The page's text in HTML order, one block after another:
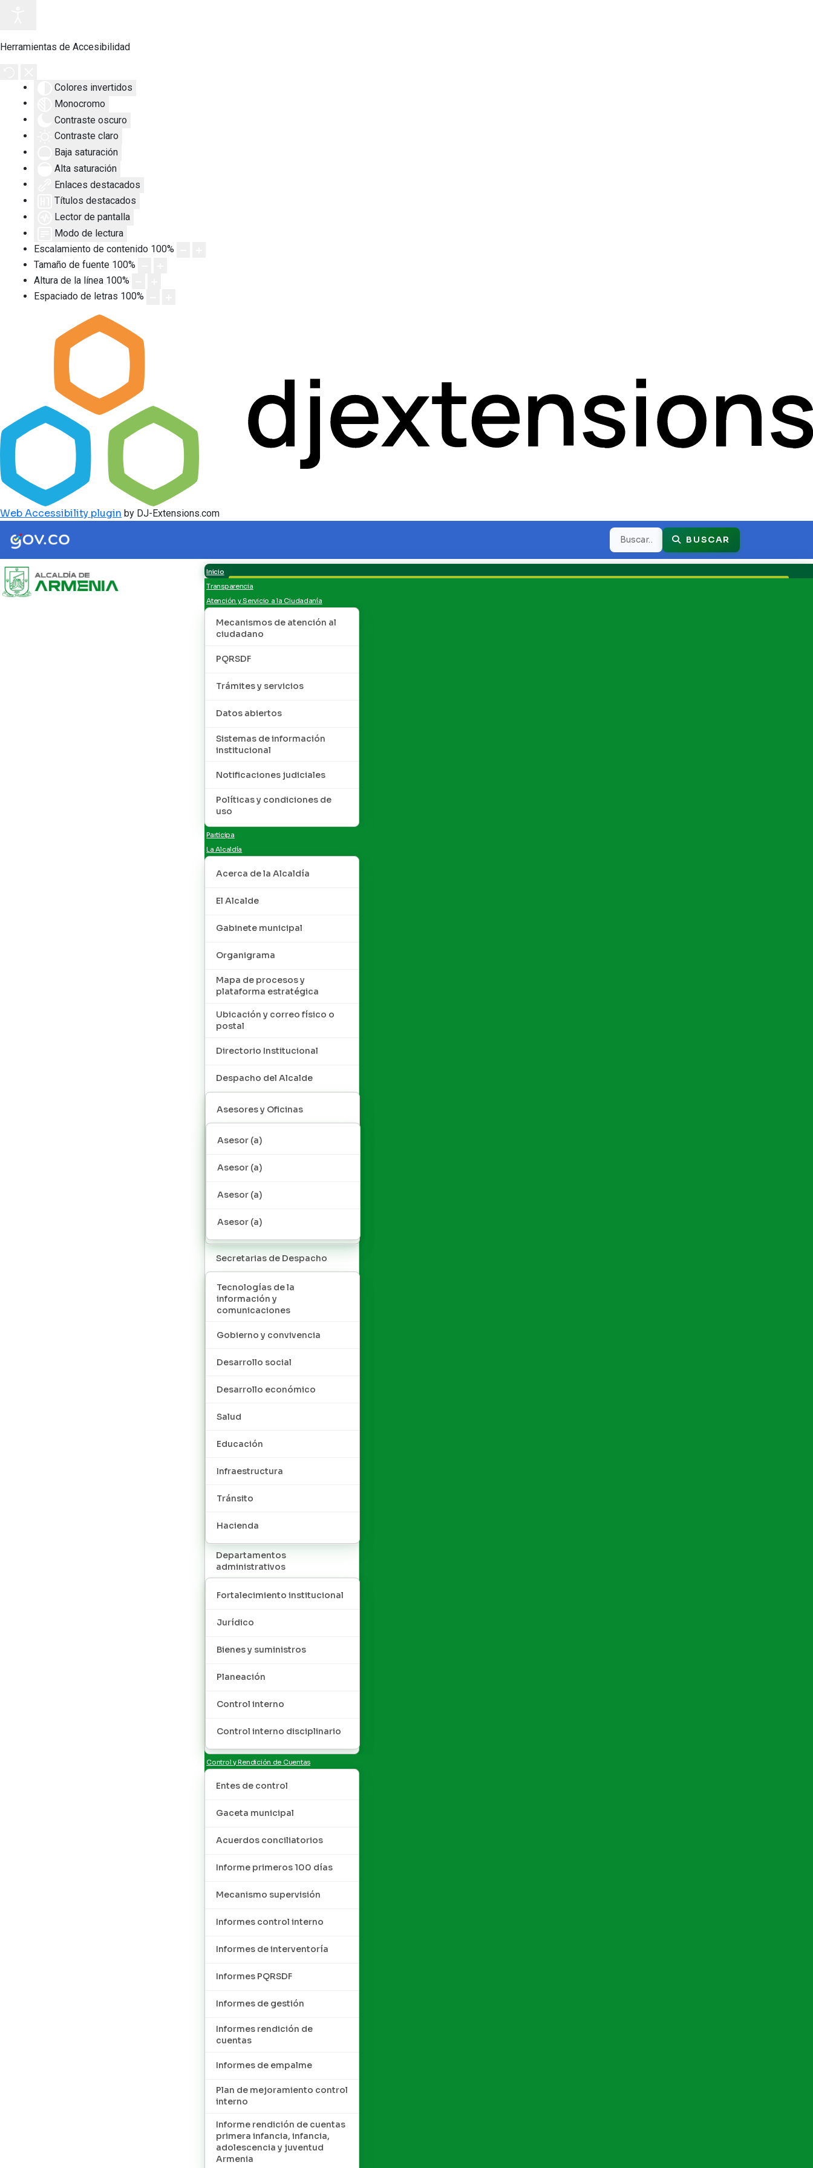
Herramientas de Accesibilidad
Colores invertidos
Monocromo
Contraste oscuro
Contraste claro
Baja saturación
Alta saturación
Enlaces destacados
Títulos destacados
Lector de pantalla
Modo de lectura
Escalamiento de contenido 100%
Tamaño de fuente 100%
Altura de la línea 100%
Espaciado de letras 100%
Web Accessibility plugin by DJ-Extensions.com
Buscar BUSCAR
Inicio
Transparencia
Atención y Servicio a la Ciudadanía
Mecanismos de atención al
ciudadano
PQRSDF
Trámites y servicios
Datos abiertos
Sistemas de información
institucional
Notificaciones judiciales
Políticas y condiciones de
uso
Participa
La Alcaldía
Acerca de la Alcaldía
El Alcalde
Gabinete municipal
Organigrama
Mapa de procesos y
plataforma estratégica
Ubicación y correo físico o
postal
Directorio Institucional
Despacho del Alcalde
Asesores y Oficinas
Asesor (a)
Asesor (a)
Asesor (a)
Asesor (a)
Secretarias de Despacho
Tecnologías de la
información y
comunicaciones
Gobierno y convivencia
Desarrollo social
Desarrollo económico
Salud
Educación
Infraestructura
Tránsito
Hacienda
Departamentos
administrativos
Fortalecimiento institucional
Jurídico
Bienes y suministros
Planeación
Control interno
Control interno disciplinario
Control y Rendición de Cuentas
Entes de control
Gaceta municipal
Acuerdos conciliatorios
Informe primeros 100 días
Mecanismo supervisión
Informes control interno
Informes de interventoría
Informes PQRSDF
Informes de gestión
Informes rendición de
cuentas
Informes de empalme
Plan de mejoramiento control
interno
Informe rendición de cuentas
primera infancia, infancia,
adolescencia y juventud
Armenia